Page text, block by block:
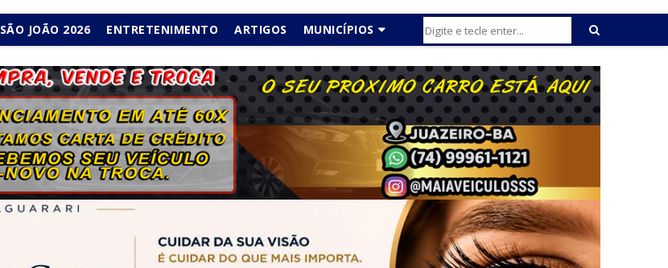
SÃO JOÃO 2026 ENTRETENIMENTO ARTIGOS MUNICÍPIOS